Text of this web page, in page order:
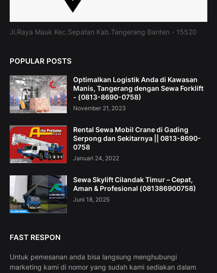
Jl.Raya Mauk Kec.Sepatan Kab.Tangerang Banten - 15520
POPULAR POSTS
Optimalkan Logistik Anda di Kawasan
Manis, Tangerang dengan Sewa Forklift
- (0813-8690-0758)
November 21, 2023
Rental Sewa Mobil Crane di Gading
Serpong dan Sekitarnya || 0813-8690-
0758
Januari 24, 2022
Sewa Skylift Cilandak Timur – Cepat,
Aman & Profesional (081386900758)
Juni 18, 2025
FAST RESPON
Untuk pemesanan anda bisa langsung menghubungi
marketing kami di nomor yang sudah kami sediakan dalam